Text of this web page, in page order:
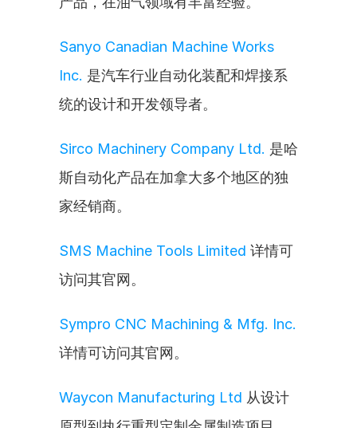
Sanyo Canadian Machine Works
Inc. 是汽车行业自动化装配和焊接系
统的设计和开发领导者。
Sirco Machinery Company Ltd. 是哈
斯自动化产品在加拿大多个地区的独
家经销商。
SMS Machine Tools Limited 详情可
访问其官网。
Sympro CNC Machining & Mfg. Inc.
详情可访问其官网。
Waycon Manufacturing Ltd 从设计